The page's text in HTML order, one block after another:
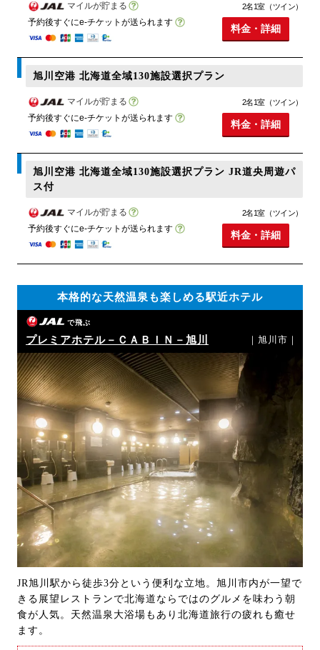
マイルが貯まる
予約後すぐにe-チケットが送られます
2名1室（ツイン）
料金・詳細
旭川空港 北海道全域130施設選択プラン
マイルが貯まる
予約後すぐにe-チケットが送られます
2名1室（ツイン）
料金・詳細
旭川空港 北海道全域130施設選択プラン JR道央周遊パ
ス付
マイルが貯まる
予約後すぐにe-チケットが送られます
2名1室（ツイン）
料金・詳細
本格的な天然温泉も楽しめる駅近ホテル
で飛ぶ
プレミアホテル－ＣＡＢＩＮ－旭川 ｜旭川市｜
JR旭川駅から徒歩3分という便利な立地。旭川市内が一望で
きる展望レストランで北海道ならではのグルメを味わう朝
食が人気。天然温泉大浴場もあり北海道旅行の疲れも癒せ
ます。